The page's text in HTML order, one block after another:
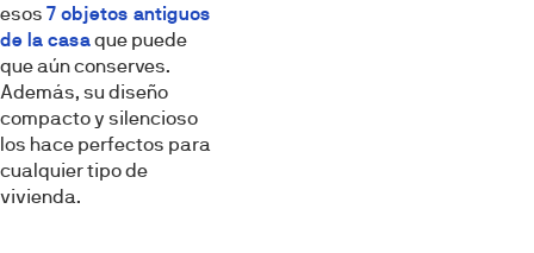
esos 7 objetos antiguos
de la casaque puede
que aún conserves.
Además, su diseño
compacto y silencioso
los hace perfectos para
cualquier tipo de
vivienda.